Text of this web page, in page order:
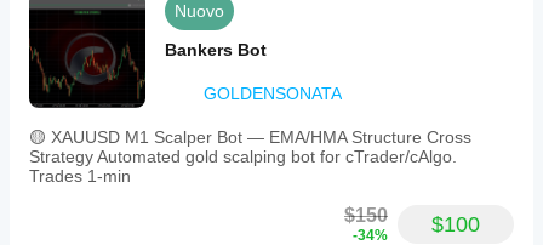
Nuovo
Bankers Bot
GOLDENSONATA
🟡 XAUUSD M1 Scalper Bot — EMA/HMA Structure Cross
Strategy Automated gold scalping bot for cTrader/cAlgo.
Trades 1-min
$150
-34% $100